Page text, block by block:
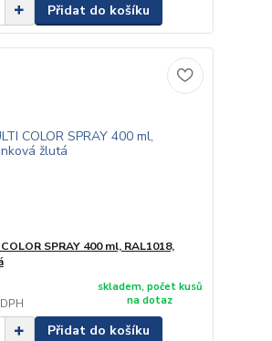
Přidat do košíku
SPRAY 400 ml, RAL1018,
skladem, počet kusů
na dotaz
Přidat do košíku